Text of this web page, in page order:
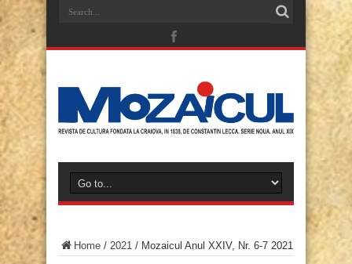
Home / 2021 / Mozaicul Anul XXIV, Nr. 6-7 2021